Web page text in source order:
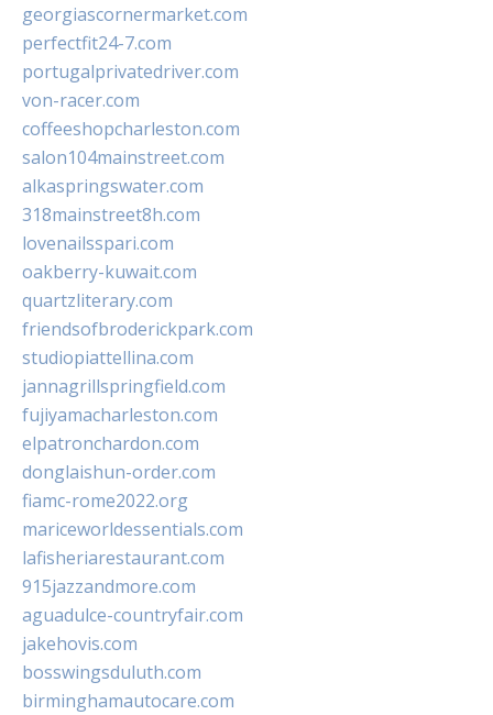
georgiascornermarket.com
perfectfit24-7.com
portugalprivatedriver.com
von-racer.com
coffeeshopcharleston.com
salon104mainstreet.com
alkaspringswater.com
318mainstreet8h.com
lovenailsspari.com
oakberry-kuwait.com
quartzliterary.com
friendsofbroderickpark.com
studiopiattellina.com
jannagrillspringfield.com
fujiyamacharleston.com
elpatronchardon.com
donglaishun-order.com
fiamc-rome2022.org
mariceworldessentials.com
lafisheriarestaurant.com
915jazzandmore.com
aguadulce-countryfair.com
jakehovis.com
bosswingsduluth.com
birminghamautocare.com